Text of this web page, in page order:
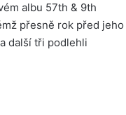
albu 57th & 9th
přesně rok před jeho
další tři podlehli